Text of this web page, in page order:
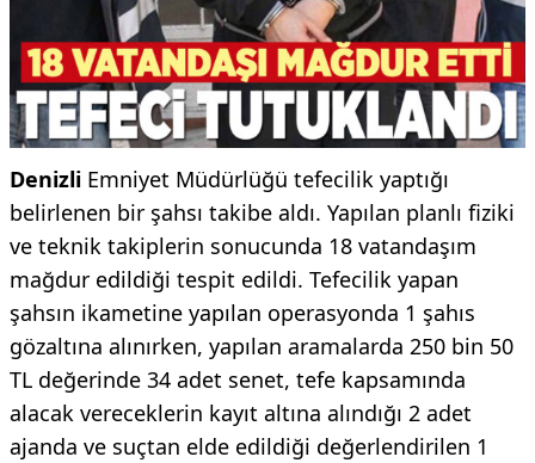
Denizli Emniyet Müdürlüğü tefecilik yaptığı
belirlenen bir şahsı takibe aldı. Yapılan planlı fiziki
ve teknik takiplerin sonucunda 18 vatandaşım
mağdur edildiği tespit edildi. Tefecilik yapan
şahsın ikametine yapılan operasyonda 1 şahıs
gözaltına alınırken, yapılan aramalarda 250 bin 50
TL değerinde 34 adet senet, tefe kapsamında
alacak vereceklerin kayıt altına alındığı 2 adet
ajanda ve suçtan elde edildiği değerlendirilen 1